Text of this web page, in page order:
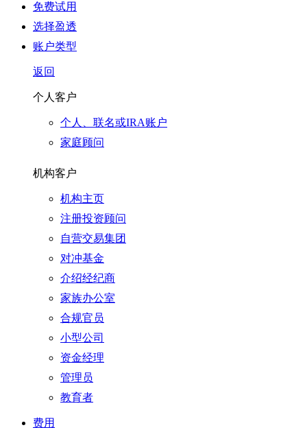
免费试用
选择盈透
账户类型
返回
个人客户
个人、联名或IRA账户
家庭顾问
机构客户
机构主页
注册投资顾问
自营交易集团
对冲基金
介绍经纪商
家族办公室
合规官员
小型公司
资金经理
管理员
教育者
费用